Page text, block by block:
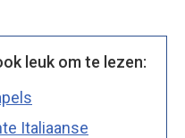
leuk om te lezen:
Italiaanse